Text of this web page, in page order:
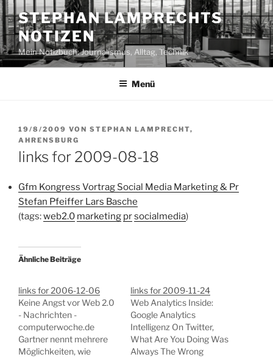
Zum
Inhalt
springen
STEPHAN LAMPRECHTS
NOTIZEN
Mein Notizbuch: Journalismus, Alltag, Technik
Menü
VERÖFFENTLICHT
AM
19/8/2009 VON STEPHAN LAMPRECHT,
AHRENSBURG
links for 2009-08-18
Gfm Kongress Vortrag Social Media Marketing & Pr
Stefan Pfeiffer Lars Basche
(tags:web2.0 marketing prsocialmedia)
Ähnliche Beiträge
links for 2006-12-06
Keine Angst vor Web 2.0
- Nachrichten -
computerwoche.de
Gartner nennt mehrere
Möglichkeiten, wie
links for 2009-11-24
Web Analytics Inside:
Google Analytics
Intelligenz On Twitter,
What Are You Doing Was
Always The Wrong